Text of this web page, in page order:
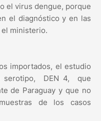
el virus dengue, porque
el diagnóstico y en las
ministerio.
importados, el estudio
serotipo, DEN 4, que
de Paraguay y que no
de los casos